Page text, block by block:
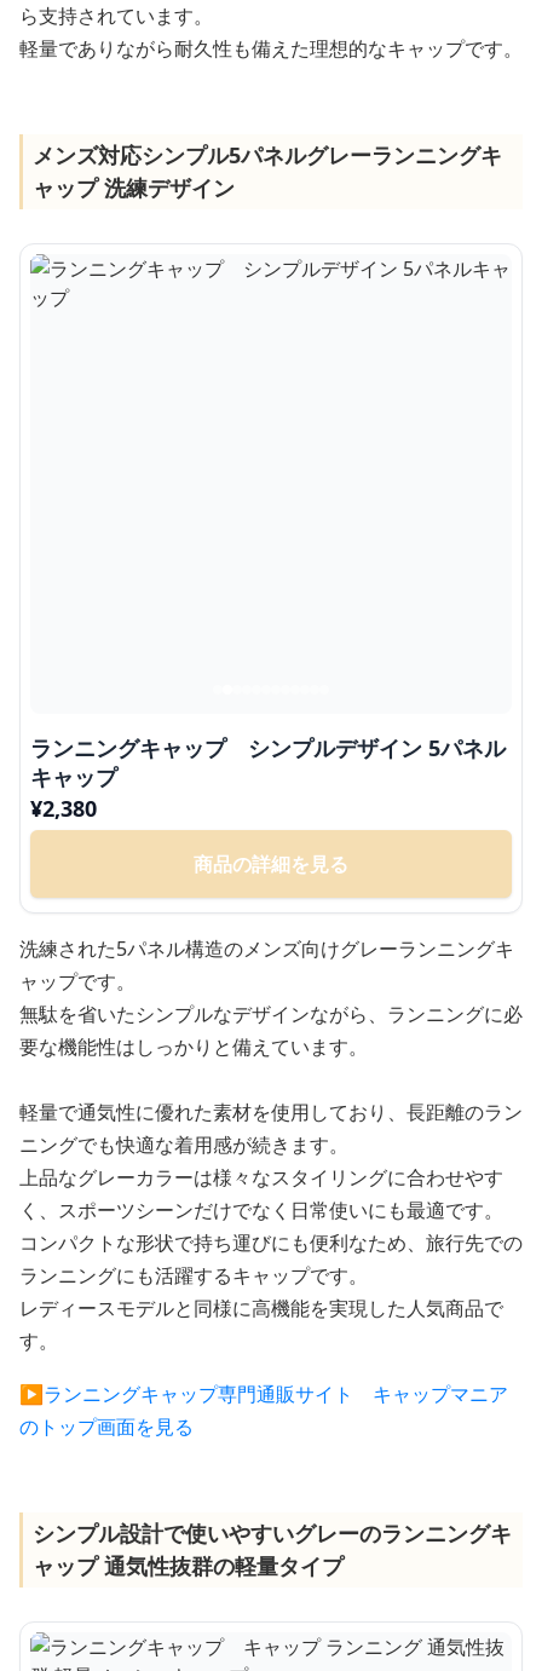
ら支持されています。
軽量でありながら耐久性も備えた理想的なキャップです。
メンズ対応シンプル5パネルグレーランニングキ
ャップ 洗練デザイン
ランニングキャップ シンプルデザイン 5パネル
キャップ
¥2,380
商品の詳細を見る
洗練された5パネル構造のメンズ向けグレーランニングキ
ャップです。
無駄を省いたシンプルなデザインながら、ランニングに必
要な機能性はしっかりと備えています。
軽量で通気性に優れた素材を使用しており、長距離のラン
ニングでも快適な着用感が続きます。
上品なグレーカラーは様々なスタイリングに合わせやす
く、スポーツシーンだけでなく日常使いにも最適です。
コンパクトな形状で持ち運びにも便利なため、旅行先での
ランニングにも活躍するキャップです。
レディースモデルと同様に高機能を実現した人気商品で
す。
▶︎ランニングキャップ専門通販サイト キャップマニア
のトップ画面を見る
シンプル設計で使いやすいグレーのランニングキ
ャップ 通気性抜群の軽量タイプ